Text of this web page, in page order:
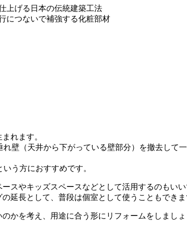
上げる日本の伝統建築工法
につないで補強する化粧部材
れます。
壁（天井から下がっている壁部分）を撤去して
う方におすすめです。
スやキッズスペースなどとして活用するのもいい
延長として、普段は個室として使うこともできま
かを考え、用途に合う形にリフォームをしましょ